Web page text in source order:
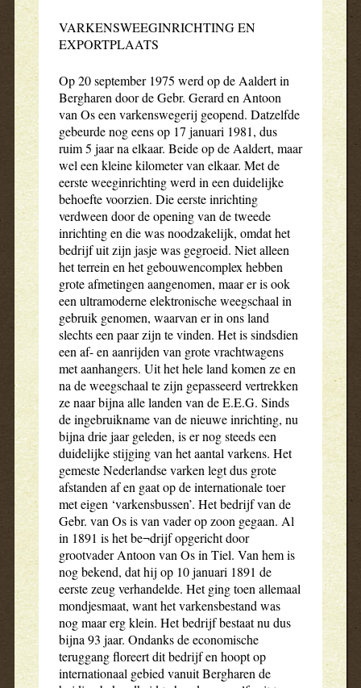
VARKENSWEEGINRICHTING EN
EXPORTPLAATS
Op 20 september 1975 werd op de Aaldert in
Bergharen door de Gebr. Gerard en Antoon
van Os een varkenswegerij geopend. Datzelfde
gebeurde nog eens op 17 januari 1981, dus
ruim 5 jaar na elkaar. Beide op de Aaldert, maar
wel een kleine kilometer van elkaar. Met de
eerste weeginrichting werd in een duidelijke
behoefte voorzien. Die eerste inrichting
verdween door de opening van de tweede
inrichting en die was noodzakelijk, omdat het
bedrijf uit zijn jasje was gegroeid. Niet alleen
het terrein en het gebouwencomplex hebben
grote afmetingen aangenomen, maar er is ook
een ultramoderne elektronische weegschaal in
gebruik genomen, waarvan er in ons land
slechts een paar zijn te vinden. Het is sindsdien
een af- en aanrijden van grote vrachtwagens
met aanhangers. Uit het hele land komen ze en
na de weegschaal te zijn gepasseerd vertrekken
ze naar bijna alle landen van de E.E.G. Sinds
de ingebruikname van de nieuwe inrichting, nu
bijna drie jaar geleden, is er nog steeds een
duidelijke stijging van het aantal varkens. Het
gemeste Nederlandse varken legt dus grote
afstanden af en gaat op de internationale toer
met eigen ‘varkensbussen’. Het bedrijf van de
Gebr. van Os is van vader op zoon gegaan. Al
in 1891 is het be¬drijf opgericht door
grootvader Antoon van Os in Tiel. Van hem is
nog bekend, dat hij op 10 januari 1891 de
eerste zeug verhandelde. Het ging toen allemaal
mondjesmaat, want het varkensbestand was
nog maar erg klein. Het bedrijf bestaat nu dus
bijna 93 jaar. Ondanks de economische
teruggang floreert dit bedrijf en hoopt op
internationaal gebied vanuit Bergharen de